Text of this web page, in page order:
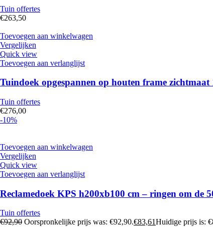
Tuin offertes
€263,50
Toevoegen aan winkelwagen
Vergelijken
Quick view
Toevoegen aan verlanglijst
Tuindoek opgespannen op houten frame zichtmaat
Tuin offertes
€276,00
-10%
Toevoegen aan winkelwagen
Vergelijken
Quick view
Toevoegen aan verlanglijst
Reclamedoek KPS h200xb100 cm – ringen om de
Tuin offertes
€92,90 Oorspronkelijke prijs was: €92,90.€83,61Huidige prijs is: